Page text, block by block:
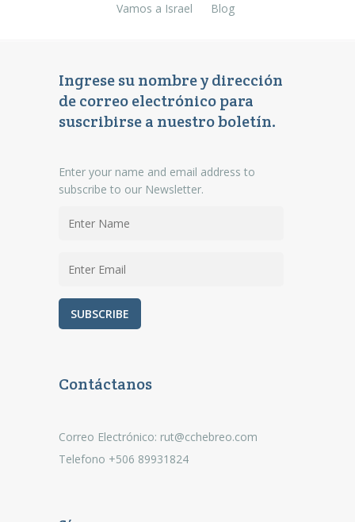
Vamos a Israel
Blog
Ingrese su nombre y dirección
de correo electrónico para
suscribirse a nuestro boletín.
Enter your name and email address to
subscribe to our Newsletter.
Contáctanos
Correo Electrónico: rut@cchebreo.com
Telefono +506 89931824